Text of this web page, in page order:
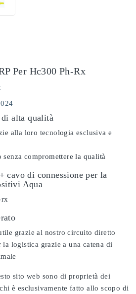
Per Hc300 Ph-Rx
alta qualità
alla loro tecnologia esclusiva e
compromettere la qualità
cavo di connessione per la
Aqua
rx
grazie al nostro circuito diretto
logistica grazie a una catena di
sito web sono di proprietà dei
è esclusivamente fatto allo scopo di